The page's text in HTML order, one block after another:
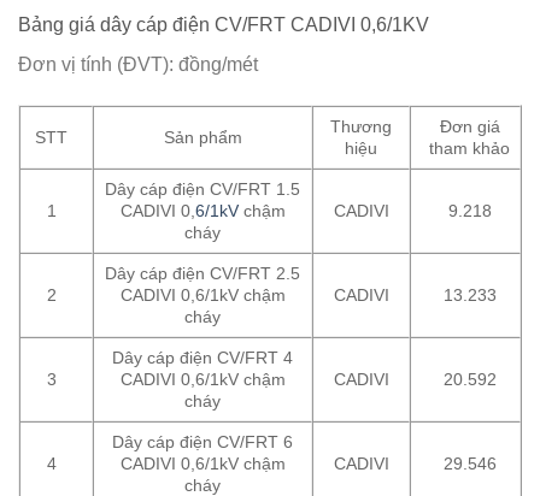
Bảng giá dây cáp điện CV/FRT CADIVI 0,6/1KV
Đơn vị tính (ĐVT): đồng/mét
STT Sản phẩm
Thương
hiệu
Đơn giá
tham khảo
1
Dây cáp điện CV/FRT 1.5
CADIVI 0, 6/1kVchậm
cháy
CADIVI 9.218
2
Dây cáp điện CV/FRT 2.5
CADIVI 0,6/1kV chậm
cháy
CADIVI 13.233
3
Dây cáp điện CV/FRT 4
CADIVI 0,6/1kV chậm
cháy
CADIVI 20.592
4
Dây cáp điện CV/FRT 6
CADIVI 0,6/1kV chậm
cháy
CADIVI 29.546